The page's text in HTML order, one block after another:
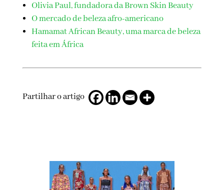
Olivia Paul, fundadora da Brown Skin Beauty
O mercado de beleza afro-americano
Hamamat African Beauty, uma marca de beleza
feita em África
Partilhar o artigo